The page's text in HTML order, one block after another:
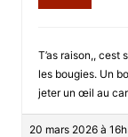
T’as raison,, cest
les bougies. Un
jeter un œil au
20 mars 2026 à